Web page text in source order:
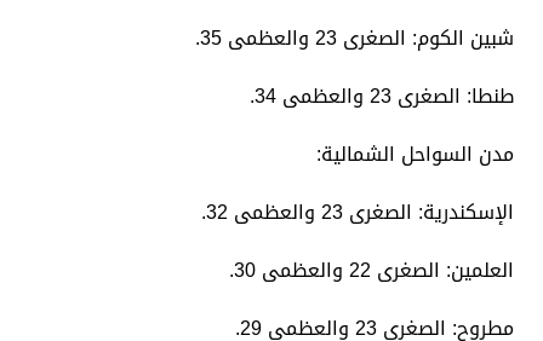
​شبين الكوم: الصغرى 23 والعظمى 35.
​طنطا: الصغرى 23 والعظمى 34.
​مدن السواحل الشمالية:
​الإسكندرية: الصغرى 23 والعظمى 32.
​العلمين: الصغرى 22 والعظمى 30.
​مطروح: الصغرى 23 والعظمى 29.